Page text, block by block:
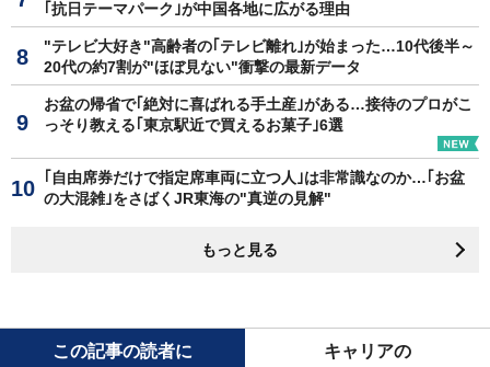
｢抗日テーマパーク｣が中国各地に広がる理由
"テレビ大好き"高齢者の｢テレビ離れ｣が始まった…10代後半～
20代の約7割が"ほぼ見ない"衝撃の最新データ
お盆の帰省で｢絶対に喜ばれる手土産｣がある…接待のプロがこ
っそり教える｢東京駅近で買えるお菓子｣6選
｢自由席券だけで指定席車両に立つ人｣は非常識なのか…｢お盆
の大混雑｣をさばくJR東海の"真逆の見解"
もっと見る
この記事の読者に
キャリアの